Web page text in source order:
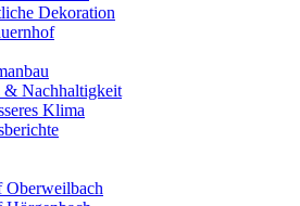
Dekoration
& Nachhaltigkeit
Klima
Oberweilbach